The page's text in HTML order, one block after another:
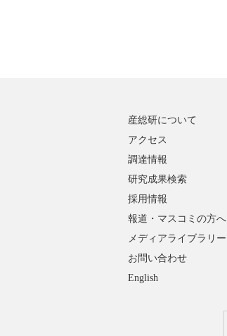
産総研について
アクセス
調達情報
研究成果検索
採用情報
報道・マスコミの方へ
メディアライブラリー
お問い合わせ
English